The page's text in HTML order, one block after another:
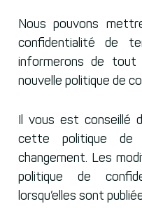
Nous pouvons
confidentialité de
informerons de tout
nouvelle politique de
Il vous est conseillé
cette politique de
changement. Les
politique de
lorsqu’elles sont